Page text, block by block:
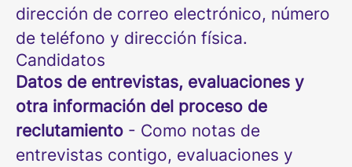
dirección de correo electrónico, número
de teléfono y dirección física.
Candidatos
Datos de entrevistas, evaluaciones y
otra información del proceso de
reclutamiento - Como notas de
entrevistas contigo, evaluaciones y